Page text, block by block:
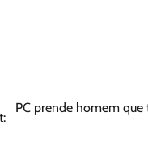
PC prende homem